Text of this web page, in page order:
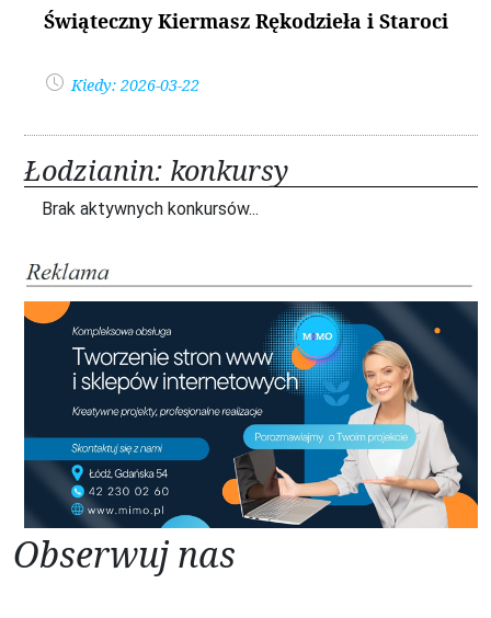
Świąteczny Kiermasz Rękodzieła i Staroci
Kiedy: 2026-03-22
Łodzianin: konkursy
Brak aktywnych konkursów...
Obserwuj nas